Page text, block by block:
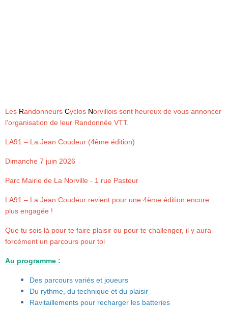
Les Randonneurs Cyclos Norvillois sont heureux de vous annoncer
l'organisation de leur Randonnée VTT.
LA91 – La Jean Coudeur (4ème édition)
Dimanche 7 juin 2026
Parc Mairie de La Norville - 1 rue Pasteur
LA91 – La Jean Coudeur revient pour une 4ème édition encore
plus engagée !
Que tu sois là pour te faire plaisir ou pour te challenger, il y aura
forcément un parcours pour toi
Au programme :
Des parcours variés et joueurs
Du rythme, du technique et du plaisir
Ravitaillements pour recharger les batteries